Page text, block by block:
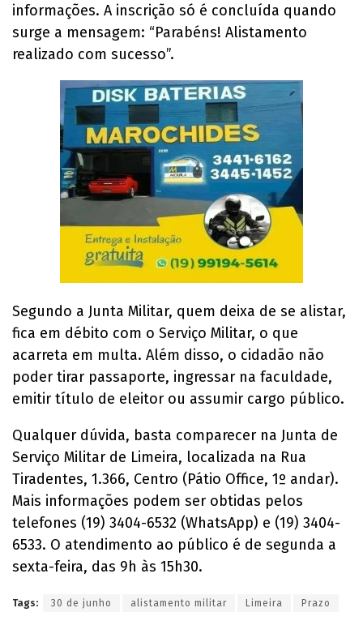
informações. A inscrição só é concluída quando
surge a mensagem: “Parabéns! Alistamento
realizado com sucesso”.
Segundo a Junta Militar, quem deixa de se alistar,
fica em débito com o Serviço Militar, o que
acarreta em multa. Além disso, o cidadão não
poder tirar passaporte, ingressar na faculdade,
emitir título de eleitor ou assumir cargo público.
Qualquer dúvida, basta comparecer na Junta de
Serviço Militar de Limeira, localizada na Rua
Tiradentes, 1.366, Centro (Pátio Office, 1º andar).
Mais informações podem ser obtidas pelos
telefones (19) 3404-6532 (WhatsApp) e (19) 3404-
6533. O atendimento ao público é de segunda a
sexta-feira, das 9h às 15h30.
Tags: 30 de junho alistamento militar Limeira Prazo